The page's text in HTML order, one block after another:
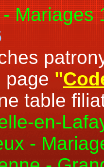
Mariages
page "
table
en-
-